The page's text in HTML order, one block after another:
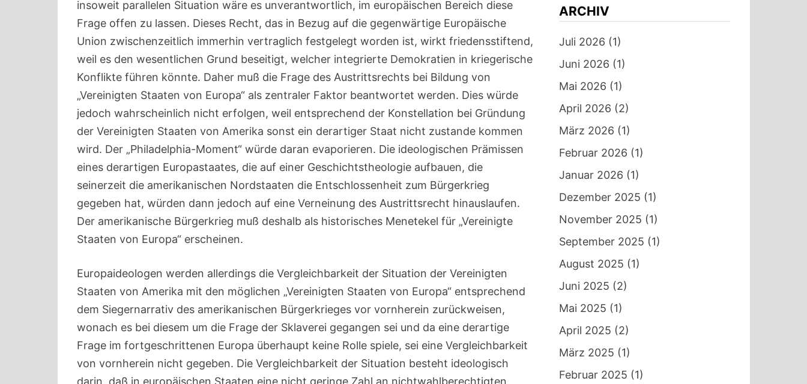
insoweit parallelen Situation wäre es unverantwortlich, im europäischen Bereich diese
Frage offen zu lassen. Dieses Recht, das in Bezug auf die gegenwärtige Europäische
Union zwischenzeitlich immerhin vertraglich festgelegt worden ist, wirkt friedensstiftend,
weil es den wesentlichen Grund beseitigt, welcher integrierte Demokratien in kriegerische
Konflikte führen könnte. Daher muß die Frage des Austrittsrechts bei Bildung von
„Vereinigten Staaten von Europa“ als zentraler Faktor beantwortet werden. Dies würde
jedoch wahrscheinlich nicht erfolgen, weil entsprechend der Konstellation bei Gründung
der Vereinigten Staaten von Amerika sonst ein derartiger Staat nicht zustande kommen
wird. Der „Philadelphia-Moment“ würde daran evaporieren. Die ideologischen Prämissen
eines derartigen Europastaates, die auf einer Geschichtstheologie aufbauen, die
seinerzeit die amerikanischen Nordstaaten die Entschlossenheit zum Bürgerkrieg
gegeben hat, würden dann jedoch auf eine Verneinung des Austrittsrecht hinauslaufen.
Der amerikanische Bürgerkrieg muß deshalb als historisches Menetekel für „Vereinigte
Staaten von Europa“ erscheinen.
Europaideologen werden allerdings die Vergleichbarkeit der Situation der Vereinigten
Staaten von Amerika mit den möglichen „Vereinigten Staaten von Europa“ entsprechend
dem Siegernarrativ des amerikanischen Bürgerkrieges vor vornherein zurückweisen,
wonach es bei diesem um die Frage der Sklaverei gegangen sei und da eine derartige
Frage im fortgeschrittenen Europa überhaupt keine Rolle spiele, sei eine Vergleichbarkeit
von vornherein nicht gegeben. Die Vergleichbarkeit der Situation besteht ideologisch
darin, daß in europäischen Staaten eine nicht geringe Zahl an nichtwahlberechtigten
ARCHIV
Juli 2026 (1)
Juni 2026 (1)
Mai 2026 (1)
April 2026 (2)
März 2026 (1)
Februar 2026 (1)
Januar 2026 (1)
Dezember 2025 (1)
November 2025 (1)
September 2025 (1)
August 2025 (1)
Juni 2025 (2)
Mai 2025 (1)
April 2025 (2)
März 2025 (1)
Februar 2025 (1)